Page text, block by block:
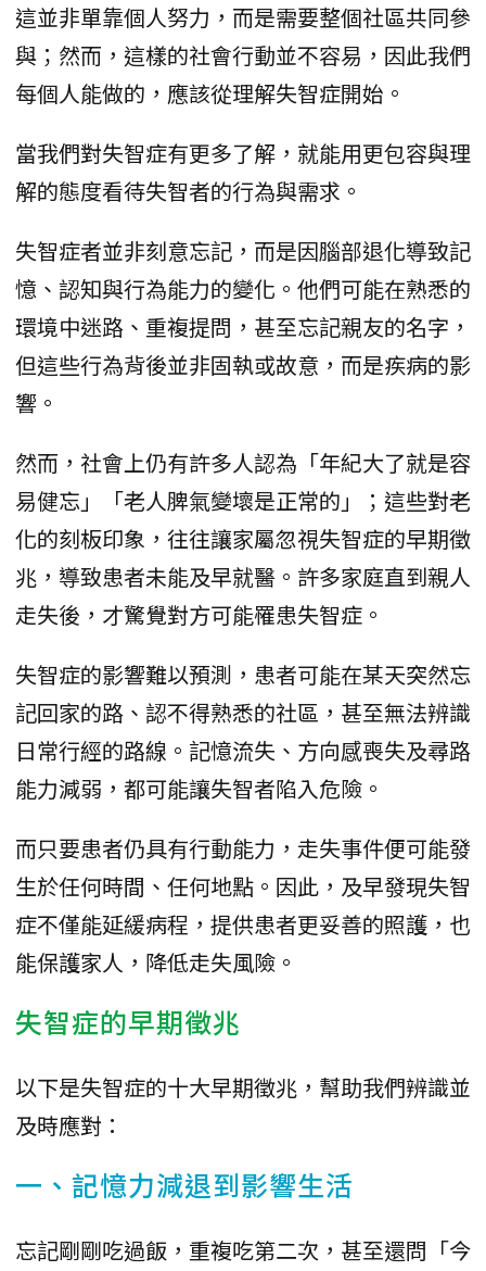
這並非單靠個人努力，而是需要整個社區共同參
與；然而，這樣的社會行動並不容易，因此我們
每個人能做的，應該從理解失智症開始。
當我們對失智症有更多了解，就能用更包容與理
解的態度看待失智者的行為與需求。
失智症者並非刻意忘記，而是因腦部退化導致記
憶、認知與行為能力的變化。他們可能在熟悉的
環境中迷路、重複提問，甚至忘記親友的名字，
但這些行為背後並非固執或故意，而是疾病的影
響。
然而，社會上仍有許多人認為「年紀大了就是容
易健忘」「老人脾氣變壞是正常的」；這些對老
化的刻板印象，往往讓家屬忽視失智症的早期徵
兆，導致患者未能及早就醫。許多家庭直到親人
走失後，才驚覺對方可能罹患失智症。
失智症的影響難以預測，患者可能在某天突然忘
記回家的路、認不得熟悉的社區，甚至無法辨識
日常行經的路線。記憶流失、方向感喪失及尋路
能力減弱，都可能讓失智者陷入危險。
而只要患者仍具有行動能力，走失事件便可能發
生於任何時間、任何地點。因此，及早發現失智
症不僅能延緩病程，提供患者更妥善的照護，也
能保護家人，降低走失風險。
失智症的早期徵兆
以下是失智症的十大早期徵兆，幫助我們辨識並
及時應對：
一、記憶力減退到影響生活
忘記剛剛吃過飯，重複吃第二次，甚至還問「今